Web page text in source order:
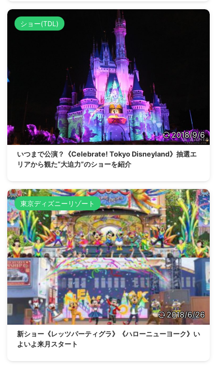
ショー(TDL)
2018/9/6
いつまで公演？《Celebrate! Tokyo Disneyland》抽選エ
リアから観た“大迫力”のショーを紹介
東京ディズニーリゾート
2018/6/26
新ショー《レッツパーティグラ》《ハローニューヨーク》い
よいよ来月スタート